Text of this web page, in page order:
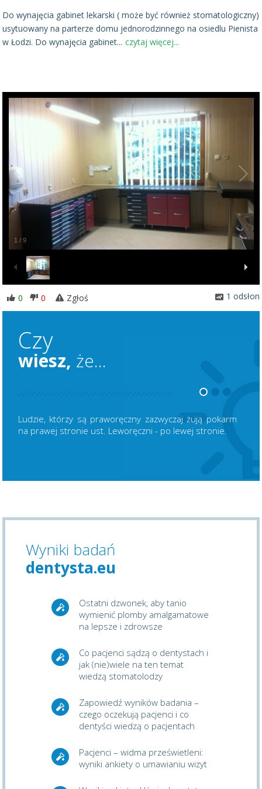
Do wynajęcia gabinet lekarski ( może być również stomatologiczny)
usytuowany na parterze domu jednorodzinnego na osiedlu Pienista
w Łodzi. Do wynajęcia gabinet... czytaj więcej...
1 /9
1 odsłon
0 0 Zgłoś
Czy
wiesz, że...
Ludzie, którzy są praworęczny zazwyczaj żują pokarm
na prawej stronie ust. Leworęczni - po lewej stronie.
Wyniki badań
dentysta.eu
Ostatni dzwonek, aby tanio
wymienić plomby amalgamatowe
na lepsze i zdrowsze
Co pacjenci sądzą o dentystach i
jak (nie)wiele na ten temat
wiedzą stomatolodzy
Zapowiedź wyników badania –
czego oczekują pacjenci i co
dentyści wiedzą o pacjentach
Pacjenci – widma prześwietleni:
wyniki ankiety o umawianiu wizyt